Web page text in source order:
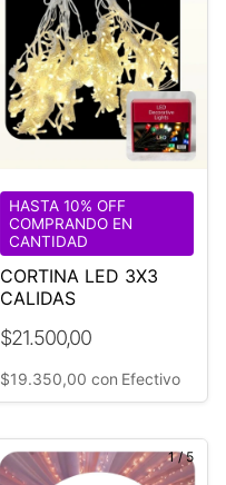
CORTINA LED 3X3
CALIDAS
$21.500,00
HASTA 10% OFF
COMPRANDO EN
CANTIDAD
$19.350,00 con Efectivo
1/5